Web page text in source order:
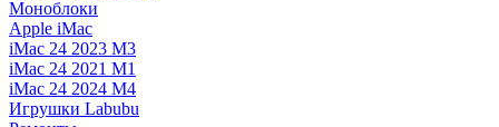
Моноблоки
Apple iMac
iMac 24 2023 M3
iMac 24 2021 M1
iMac 24 2024 M4
Игрушки Labubu